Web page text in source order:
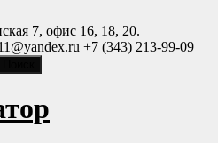
7, офис 16, 18, 20.
+7 (343) 213-99-09